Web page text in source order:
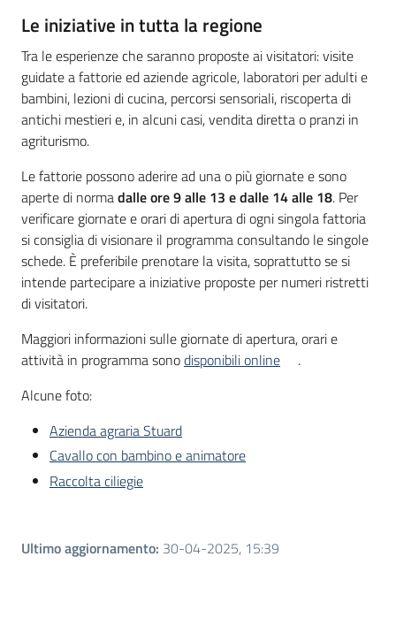
Le iniziative in tutta la regione
Tra le esperienze che saranno proposte ai visitatori: visite
guidate a fattorie ed aziende agricole, laboratori per adulti e
bambini, lezioni di cucina, percorsi sensoriali, riscoperta di
antichi mestieri e, in alcuni casi, vendita diretta o pranzi in
agriturismo.
Le fattorie possono aderire ad una o più giornate e sono
aperte di normadalle ore 9 alle 13 e dalle 14 alle 18. Per
verificare giornate e orari di apertura di ogni singola fattoria
si consiglia di visionare il programma consultando le singole
schede. È preferibile prenotare la visita, soprattutto se si
intende partecipare a iniziative proposte per numeri ristretti
di visitatori.
Maggiori informazioni sulle giornate di apertura, orari e
attività in programma sonodisponibili online
.
Alcune foto:
Azienda agraria Stuard
Cavallo con bambino e animatore
Raccolta ciliegie
Ultimo aggiornamento: 30-04-2025, 15:39